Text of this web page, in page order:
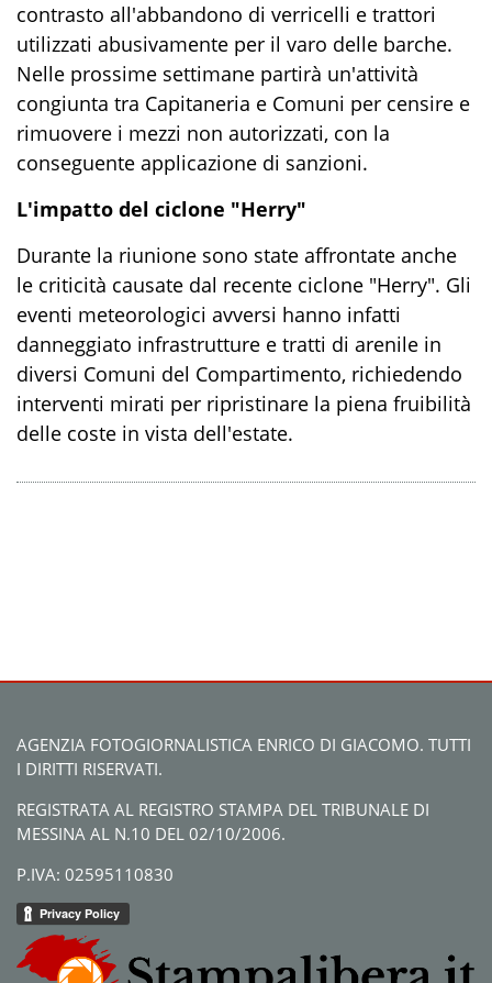
contrasto all'abbandono di verricelli e trattori
utilizzati abusivamente per il varo delle barche.
Nelle prossime settimane partirà un'attività
congiunta tra Capitaneria e Comuni per censire e
rimuovere i mezzi non autorizzati, con la
conseguente applicazione di sanzioni.
L'impatto del ciclone "Herry"
Durante la riunione sono state affrontate anche
le criticità causate dal recente ciclone "Herry". Gli
eventi meteorologici avversi hanno infatti
danneggiato infrastrutture e tratti di arenile in
diversi Comuni del Compartimento, richiedendo
interventi mirati per ripristinare la piena fruibilità
delle coste in vista dell'estate.
AGENZIA FOTOGIORNALISTICA ENRICO DI GIACOMO. TUTTI
I DIRITTI RISERVATI.
REGISTRATA AL REGISTRO STAMPA DEL TRIBUNALE DI
MESSINA AL N.10 DEL 02/10/2006.
P.IVA: 02595110830